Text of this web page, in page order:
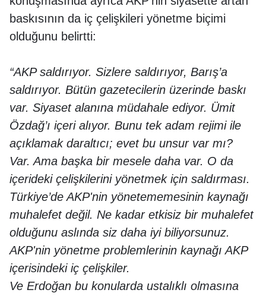
baskısının da iç çelişkileri yönetme biçimi
olduğunu belirtti:
“AKP saldırıyor. Sizlere saldırıyor, Barış’a
saldırıyor. Bütün gazetecilerin üzerinde baskı
var. Siyaset alanına müdahale ediyor. Ümit
Özdağ’ı içeri alıyor. Bunu tek adam rejimi ile
açıklamak daraltıcı; evet bu unsur var mı?
Var. Ama başka bir mesele daha var. O da
içerideki çelişkilerini yönetmek için saldırması.
Türkiye’de AKP'nin yönetememesinin kaynağı
muhalefet değil. Ne kadar etkisiz bir muhalefet
olduğunu aslında siz daha iyi biliyorsunuz.
AKP'nin yönetme problemlerinin kaynağı AKP
içerisindeki iç çelişkiler.
Ve Erdoğan bu konularda ustalıklı olmasına